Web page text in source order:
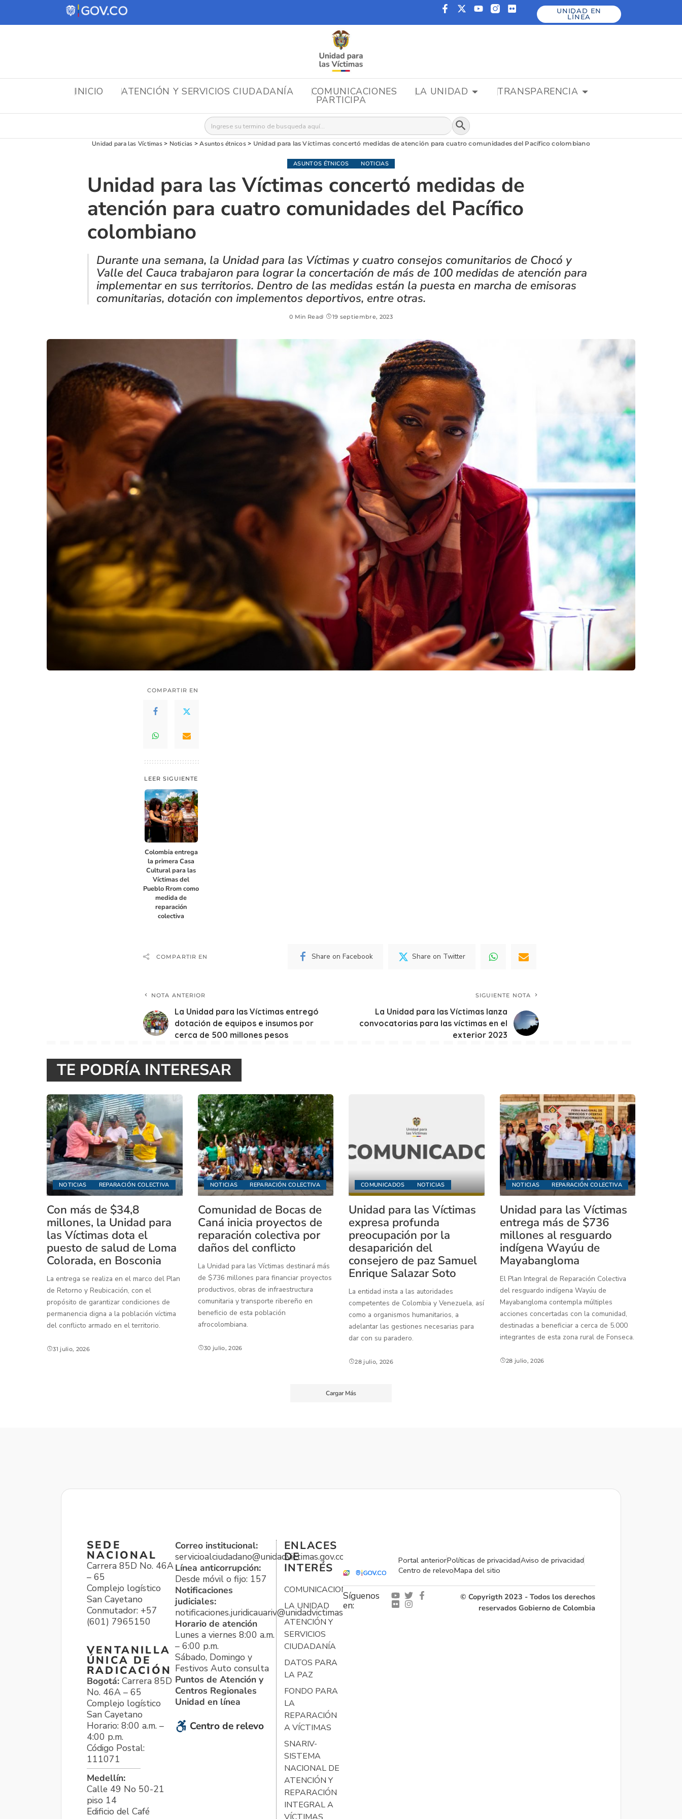
UNIDAD EN
LÍNEA
INICIO ATENCIÓN Y SERVICIOS CIUDADANÍA COMUNICACIONES LA UNIDAD TRANSPARENCIA
PARTICIPA
Buscar: Botón de búsqueda
Unidad para las Víctimas> Noticias >Asuntos étnicos> Unidad para las Víctimas concertó medidas de atención para cuatro comunidades del Pacífico colombiano
ASUNTOS ÉTNICOS NOTICIAS
Unidad para las Víctimas concertó medidas de
atención para cuatro comunidades del Pacífico
colombiano
Durante una semana, la Unidad para las Víctimas y cuatro consejos comunitarios de Chocó y
Valle del Cauca trabajaron para lograr la concertación de más de 100 medidas de atención para
implementar en sus territorios. Dentro de las medidas están la puesta en marcha de emisoras
comunitarias, dotación con implementos deportivos, entre otras.
0 Min Read 19 septiembre, 2023
COMPARTIR EN
LEER SIGUIENTE
Colombia entrega
la primera Casa
Cultural para las
Víctimas del
Pueblo Rrom como
medida de
reparación
colectiva
COMPARTIR EN Share on Facebook Share on Twitter
NOTA ANTERIOR
La Unidad para las Víctimas entregó
dotación de equipos e insumos por
cerca de 500 millones pesos
SIGUIENTE NOTA
La Unidad para las Víctimas lanza
convocatorias para las víctimas en el
exterior 2023
TE PODRÍA INTERESAR
NOTICIAS REPARACIÓN COLECTIVA
Con más de $34,8
millones, la Unidad para
las Víctimas dota el
puesto de salud de Loma
Colorada, en Bosconia
La entrega se realiza en el marco del Plan
de Retorno y Reubicación, con el
propósito de garantizar condiciones de
permanencia digna a la población víctima
del conflicto armado en el territorio.
31 julio, 2026
NOTICIAS REPARACIÓN COLECTIVA
Comunidad de Bocas de
Caná inicia proyectos de
reparación colectiva por
daños del conflicto
La Unidad para las Víctimas destinará más
de $736 millones para financiar proyectos
productivos, obras de infraestructura
comunitaria y transporte ribereño en
beneficio de esta población
afrocolombiana.
30 julio, 2026
COMUNICADOS NOTICIAS
Unidad para las Víctimas
expresa profunda
preocupación por la
desaparición del
consejero de paz Samuel
Enrique Salazar Soto
La entidad insta a las autoridades
competentes de Colombia y Venezuela, así
como a organismos humanitarios, a
adelantar las gestiones necesarias para
dar con su paradero.
28 julio, 2026
NOTICIAS REPARACIÓN COLECTIVA
Unidad para las Víctimas
entrega más de $736
millones al resguardo
indígena Wayúu de
Mayabangloma
El Plan Integral de Reparación Colectiva
del resguardo indígena Wayúu de
Mayabangloma contempla múltiples
acciones concertadas con la comunidad,
destinadas a beneficiar a cerca de 5.000
integrantes de esta zona rural de Fonseca.
28 julio, 2026
Cargar Más
SEDE
NACIONAL
Carrera 85D No. 46A
– 65
Complejo logístico
San Cayetano
Conmutador: +57
(601) 7965150
VENTANILLA
ÚNICA DE
RADICACIÓN
Bogotá: Carrera 85D
No. 46A – 65
Complejo logístico
San Cayetano
Horario: 8:00 a.m. –
4:00 p.m.
Código Postal:
111071
Medellín:
Calle 49 No 50-21
piso 14
Edificio del Café
Correo institucional:
servicioalciudadano@unidadvictimas.gov.co
Línea anticorrupción:
Desde móvil o fijo: 157
Notificaciones
judiciales:
notificaciones.juridicauariv@unidadvictimas.gov.co
Horario de atención
Lunes a viernes 8:00 a.m.
– 6:00 p.m.
Sábado, Domingo y
Festivos Auto consulta
Puntos de Atención y
Centros Regionales
Unidad en línea
Centro de relevo
ENLACES
DE
INTERÉS
COMUNICACIONES
LA UNIDAD
ATENCIÓN Y
SERVICIOS
CIUDADANÍA
DATOS PARA
LA PAZ
FONDO PARA
LA
REPARACIÓN
A VÍCTIMAS
SNARIV-
SISTEMA
NACIONAL DE
ATENCIÓN Y
REPARACIÓN
INTEGRAL A
Portal anteriorPolíticas de privacidadAviso de privacidad
Centro de relevoMapa del sitio
Síguenos
en:
© Copyrigth 2023 - Todos los derechos
reservados Gobierno de Colombia